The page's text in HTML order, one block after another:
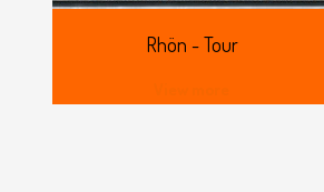
Rhön - Tour